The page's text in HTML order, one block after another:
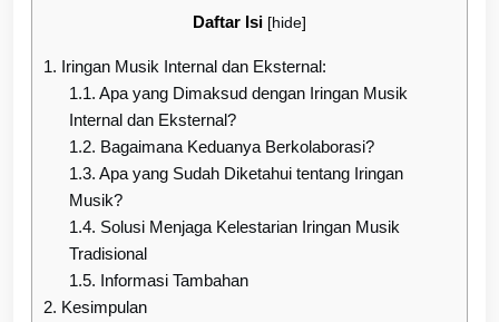
Daftar Isi [hide]
1. Iringan Musik Internal dan Eksternal:
1.1. Apa yang Dimaksud dengan Iringan Musik
Internal dan Eksternal?
1.2. Bagaimana Keduanya Berkolaborasi?
1.3. Apa yang Sudah Diketahui tentang Iringan
Musik?
1.4. Solusi Menjaga Kelestarian Iringan Musik
Tradisional
1.5. Informasi Tambahan
2. Kesimpulan